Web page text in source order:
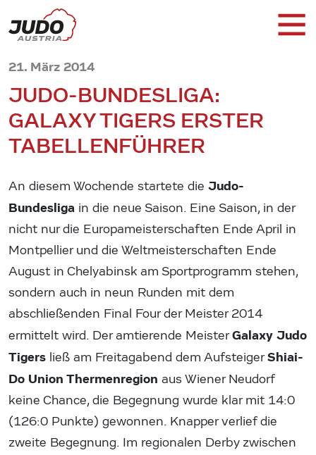
21. März 2014
JUDO-BUNDESLIGA:
GALAXY TIGERS ERSTER
TABELLENFÜHRER
An diesem Wochende startete die Judo-
Bundesliga in die neue Saison. Eine Saison, in der
nicht nur die Europameisterschaften Ende April in
Montpellier und die Weltmeisterschaften Ende
August in Chelyabinsk am Sportprogramm stehen,
sondern auch in neun Runden mit dem
abschließenden Final Four der Meister 2014
ermittelt wird. Der amtierende MeisterGalaxy Judo
Tigers ließ am Freitagabend dem AufsteigerShiai-
Do Union Thermenregion aus Wiener Neudorf
keine Chance, die Begegnung wurde klar mit 14:0
(126:0 Punkte) gewonnen. Knapper verlief die
zweite Begegnung. Im regionalen Derby zwischen